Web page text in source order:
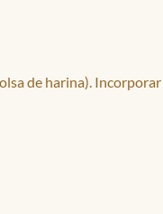
de harina).